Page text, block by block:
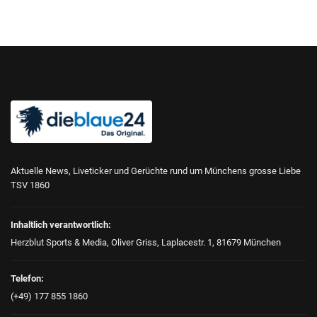
Aktuelle News, Liveticker und Gerüchte rund um Münchens grosse Liebe
TSV 1860
Inhaltlich verantwortlich:
Herzblut Sports & Media, Oliver Griss, Laplacestr. 1, 81679 München
Telefon:
(+49) 177 855 1860